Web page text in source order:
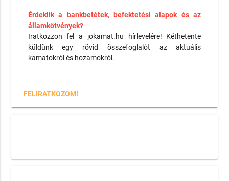
Érdeklik a bankbetétek, befektetési alapok és az
államkötvények?
Iratkozzon fel a jokamat.hu hírlevelére! Kéthetente
küldünk egy rövid összefoglalót az aktuális
kamatokról és hozamokról.
FELIRATKOZOM!